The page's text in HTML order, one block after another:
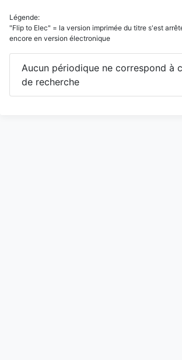
Légende:
"Flip to Elec" = la version imprimée du titre s'est
encore en version électronique
Aucun périodique ne correspond à
de recherche